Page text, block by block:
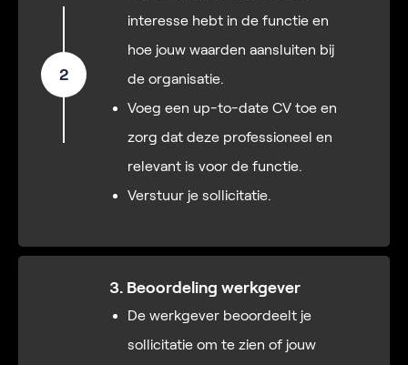
2
interesse hebt in de functie en
hoe jouw waarden aansluiten bij
de organisatie.
Voeg een up-to-date CV toe en
zorg dat deze professioneel en
relevant is voor de functie.
Verstuur je sollicitatie.
3. Beoordeling werkgever
De werkgever beoordeelt je
sollicitatie om te zien of jouw